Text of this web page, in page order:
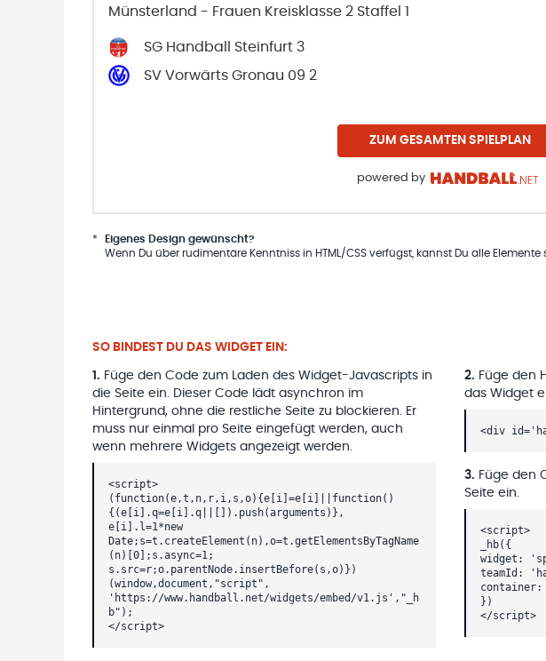
Münsterland - Frauen Kreisklasse 2 Staffel 1
SG Handball Steinfurt 3
SV Vorwärts Gronau 09 2
ZUM GESAMTEN SPIELPLAN
powered by
*
Eigenes Design gewünscht?
Wenn Du über rudimentäre Kenntniss in HTML/CSS verfügst, kannst Du alle
SO BINDEST DU DAS WIDGET EIN:
1 . Füge den Code zum Laden des Widget-Javascripts in
die Seite ein. Dieser Code lädt asynchron im
Hintergrund, ohne die restliche Seite zu blockieren. Er
muss nur einmal pro Seite eingefügt werden, auch
wenn mehrere Widgets angezeigt werden.
<script>
(function(e,t,n,r,i,s,o){e[i]=e[i]||function()
{(e[i].q=e[i].q||[]).push(arguments)},
e[i].l=1*new
Date;s=t.createElement(n),o=t.getElementsByTagName
(n)[0];s.async=1;
s.src=r;o.parentNode.insertBefore(s,o)})
(window,document,"script",
'https://www.handball.net/widgets/embed/v1.js',"_h
b");
</script>
2. Füge den
das Widget
<div
3. Füge den
Seite ein.
<script>
_hb({
widget:
teamId:
})
</script>